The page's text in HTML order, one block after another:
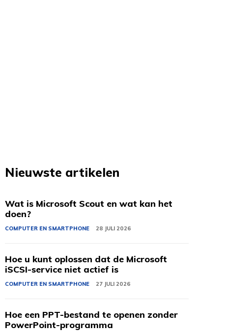
Nieuwste artikelen
Wat is Microsoft Scout en wat kan het
doen?
COMPUTER EN SMARTPHONE 28 JULI 2026
Hoe u kunt oplossen dat de Microsoft
iSCSI-service niet actief is
COMPUTER EN SMARTPHONE 27 JULI 2026
Hoe een PPT-bestand te openen zonder
PowerPoint-programma